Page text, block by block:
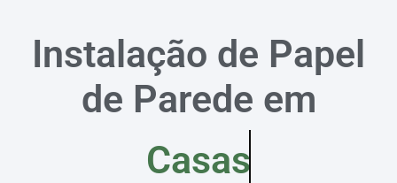
Instalação de Papel
de Parede em
Casas